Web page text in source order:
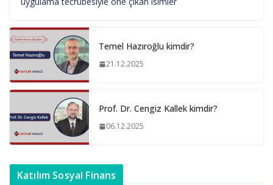
Temel Hazıroğlu kimdir?
21.12.2025
Prof. Dr. Cengiz Kallek kimdir?
06.12.2025
Katılım Sosyal Finans